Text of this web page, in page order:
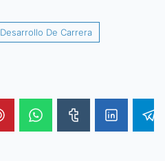
Desarrollo De Carrera